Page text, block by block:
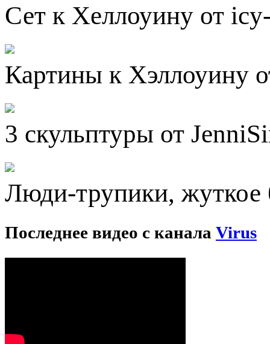
Сет к Хеллоуину от
Картины к Хэллоуину
3 скульптуры от
Люди-трупики, жуткое
Последнее видео с канала Virus